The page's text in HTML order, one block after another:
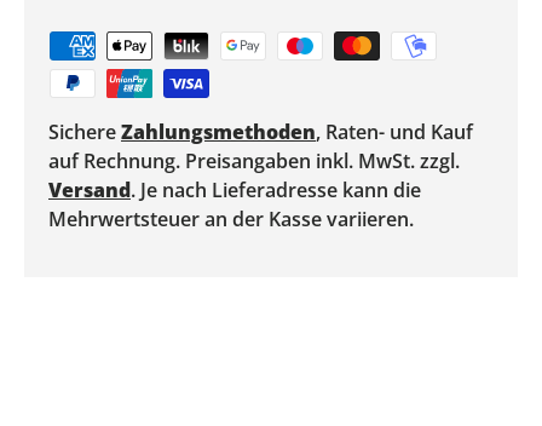
SichereZahlungsmethoden, Raten- und Kauf
auf Rechnung. Preisangaben inkl. MwSt. zzgl.
Versand. Je nach Lieferadresse kann die
Mehrwertsteuer an der Kasse variieren.